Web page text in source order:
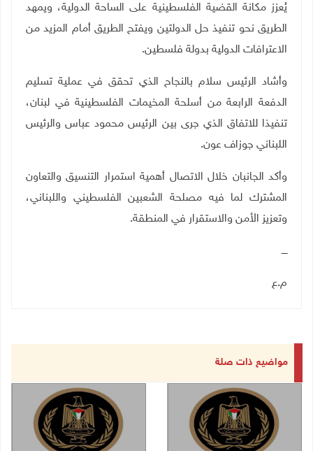
يُعزز مكانة القضية الفلسطينية على الساحة الدولية، ويمهد
الطريق نحو تنفيذ حل الدولتين ويفتح الطريق أمام المزيد من
الاعترافات الدولية بدولة فلسطين.
وأشاد الرئيس سلام بالنجاح الذي تحقق في عملية تسليم
الدفعة الرابعة من أسلحة المخيمات الفلسطينية في لبنان،
تنفيذا للاتفاق الذي جرى بين الرئيس محمود عباس والرئيس
اللبناني جوزاف عون.
وأكد الجانبان خلال الاتصال أهمية استمرار التنسيق والتعاون
المشترك لما فيه مصلحة الشعبين الفلسطيني واللبناني،
وتعزيز الأمن والاستقرار في المنطقة.
ــــ
م.ع
مواضيع ذات صلة